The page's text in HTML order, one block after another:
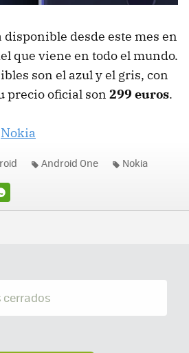
disponible desde este mes en
que viene en todo el mundo.
son el azul y el gris, con
precio oficial son 299 euros.
Nokia
Android One Nokia
cerrados